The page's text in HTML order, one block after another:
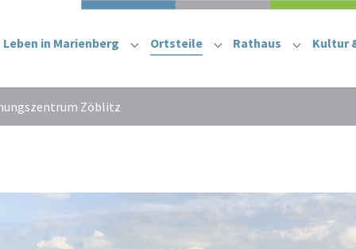
Leben in Marienberg Submenu for "Leben in Marienberg"
Ortsteile Submenu for "Ortsteile"
Rathaus Submenu
Kultur
Zöblitz